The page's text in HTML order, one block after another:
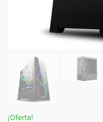
¡Oferta!